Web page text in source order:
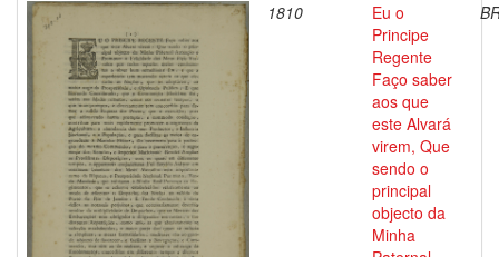
1810
Eu o
Principe
Regente
Faço saber
aos que
este Alvará
virem, Que
sendo o
principal
objecto da
Minha